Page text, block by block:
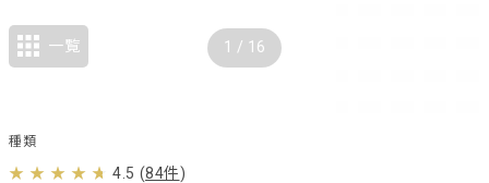
4.5 (84件)
1 / 16
一覧
種類